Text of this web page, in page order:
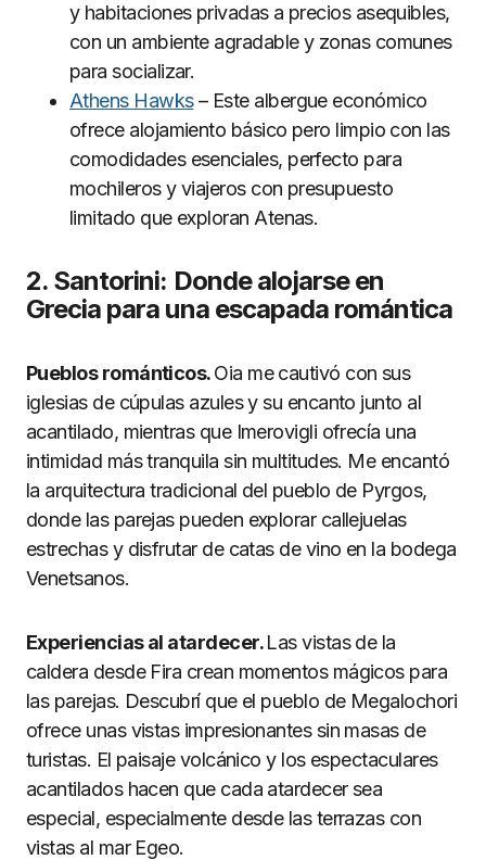
y habitaciones privadas a precios asequibles,
con un ambiente agradable y zonas comunes
para socializar.
Athens Hawks– Este albergue económico
ofrece alojamiento básico pero limpio con las
comodidades esenciales, perfecto para
mochileros y viajeros con presupuesto
limitado que exploran Atenas.
2. Santorini: Donde alojarse en
Grecia para una escapada romántica
Pueblos románticos.Oia me cautivó con sus
iglesias de cúpulas azules y su encanto junto al
acantilado, mientras que Imerovigli ofrecía una
intimidad más tranquila sin multitudes. Me encantó
la arquitectura tradicional del pueblo de Pyrgos,
donde las parejas pueden explorar callejuelas
estrechas y disfrutar de catas de vino en la bodega
Venetsanos.
Experiencias al atardecer.Las vistas de la
caldera desde Fira crean momentos mágicos para
las parejas. Descubrí que el pueblo de Megalochori
ofrece unas vistas impresionantes sin masas de
turistas. El paisaje volcánico y los espectaculares
acantilados hacen que cada atardecer sea
especial, especialmente desde las terrazas con
vistas al mar Egeo.